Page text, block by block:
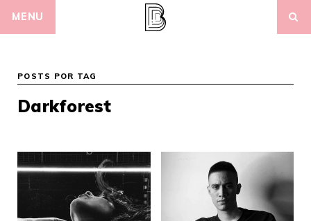
MENU
POSTS POR TAG
Darkforest